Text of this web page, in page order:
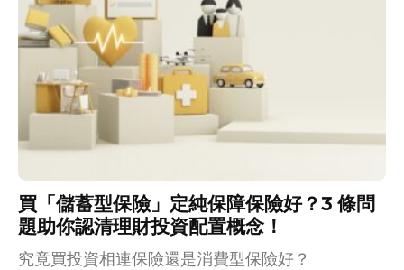
買「儲蓄型保險」定純保障保險好？3 條問
題助你認清理財投資配置概念！
究竟買投資相連保險還是消費型保險好？